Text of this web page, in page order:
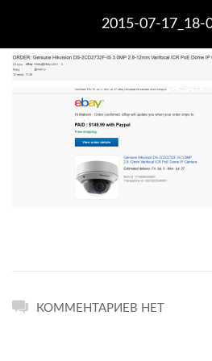
2015-07-17_18-
КОММЕНТАРИЕВ НЕТ